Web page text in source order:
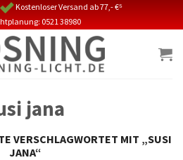
Kostenloser Versand ab 77,- €⁵
0521 38980
jana
VERSCHLAGWORTET MIT „SUSI
JANA“